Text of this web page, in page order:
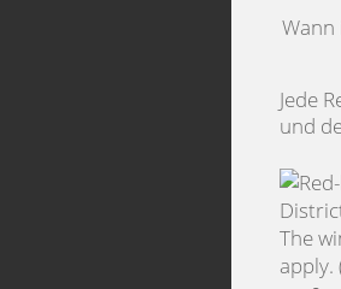
Wann
Jede
und
The
apply.